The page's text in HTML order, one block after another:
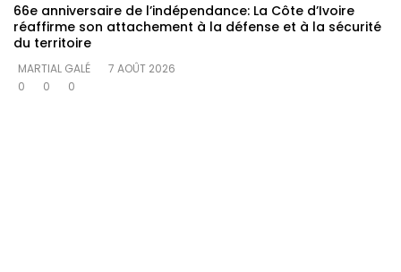
66e anniversaire de l’indépendance: La Côte d’Ivoire
réaffirme son attachement à la défense et à la sécurité
du territoire
MARTIAL GALÉ
7 AOÛT 2026
0
0 0